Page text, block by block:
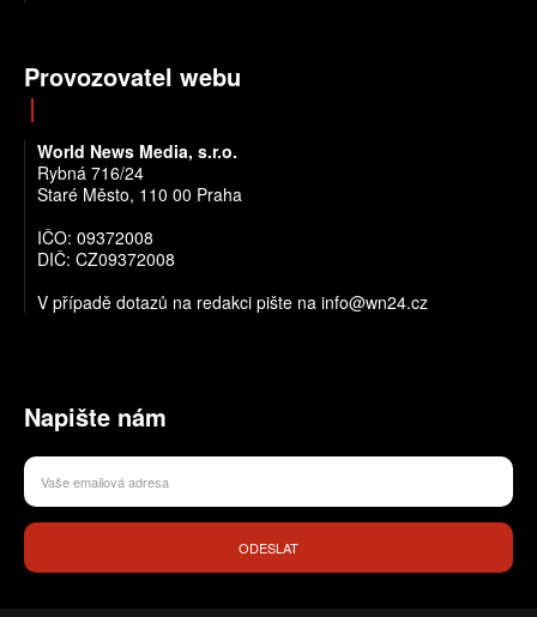
Provozovatel webu
World News Media, s.r.o.
Rybná 716/24
Staré Město, 110 00 Praha
IČO: 09372008
DIČ: CZ09372008
V případě dotazů na redakci pište na info@wn24.cz
Napište nám
ODESLAT